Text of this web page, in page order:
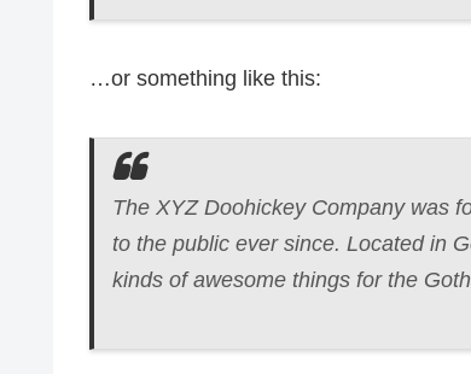
…or something like this:
The XYZ Doohickey Company was
to the public ever since. Located in
kinds of awesome things for the